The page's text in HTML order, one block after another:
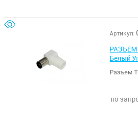
Артикул:
РАЗЪЁМ
Белый
Разъем
по